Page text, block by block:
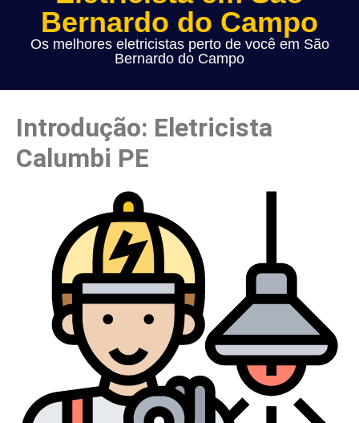
Bernardo do Campo
Os melhores eletricistas perto de você em São
Bernardo do Campo
Introdução: Eletricista
Calumbi PE